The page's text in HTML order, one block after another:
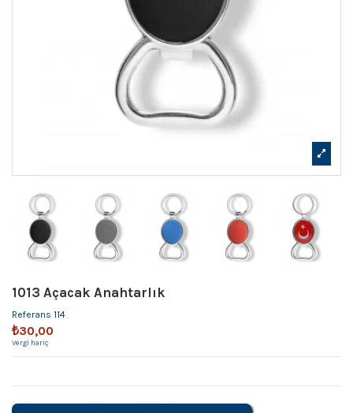
1013 Açacak Anahtarlık
Referans 114
₺30,00
Vergi hariç